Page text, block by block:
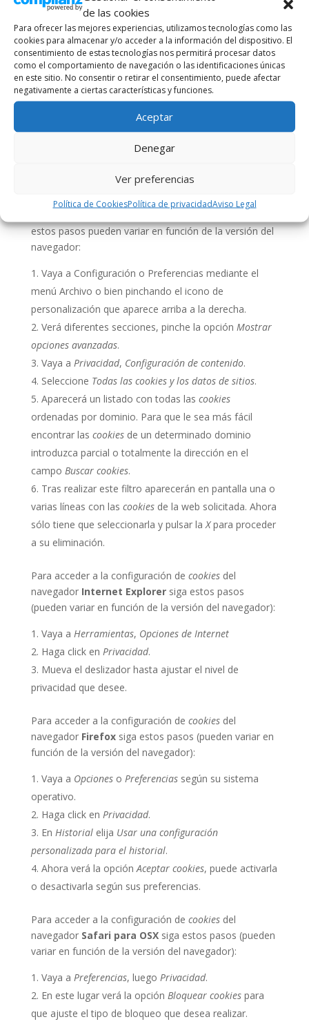
de las cookies
Para ofrecer las mejores experiencias, utilizamos tecnologías como las
cookies para almacenar y/o acceder a la información del dispositivo. El
consentimiento de estas tecnologías nos permitirá procesar datos
como el comportamiento de navegación o las identificaciones únicas
en este sitio. No consentir o retirar el consentimiento, puede afectar
negativamente a ciertas características y funciones.
Aceptar
Denegar
Ver preferencias
Política de CookiesPolítica de privacidadAviso Legal
Sí. No sólo eliminar, también bloquear, de forma
general o particular para un dominio específico.
Para eliminar lascookiesde un sitio web debe ir a la
configuración de su navegador y allí podrá buscar las
asociadas al dominio en cuestión y proceder a su
Configuración decookiespara
los navegadores más
A continuación le indicamos cómo acceder a una
estos pasos pueden variar en función de la versión del
navegador:
Vaya a Configuración o Preferencias mediante el
menú Archivo o bien pinchando el icono de
personalización que aparece arriba a la derecha.
Verá diferentes secciones, pinche la opción Mostrar
opciones avanzadas.
Vaya a Privacidad, Configuración de contenido.
Seleccione Todas las cookiesy los datos de sitios.
Aparecerá un listado con todas las cookies
ordenadas por dominio. Para que le sea más fácil
encontrar las cookiesde un determinado dominio
introduzca parcial o totalmente la dirección en el
campo Buscar cookies.
Tras realizar este filtro aparecerán en pantalla una o
varias líneas con las cookiesde la web solicitada. Ahora
sólo tiene que seleccionarla y pulsar laXpara proceder
a su eliminación.
Para acceder a la configuración de cookiesdel
navegador Internet Explorersiga estos pasos
(pueden variar en función de la versión del navegador):
Vaya a Herramientas, Opciones de Internet
Haga click en Privacidad.
Mueva el deslizador hasta ajustar el nivel de
privacidad que desee.
Para acceder a la configuración de cookiesdel
navegador Firefoxsiga estos pasos (pueden variar en
función de la versión del navegador):
Vaya a Opcioneso Preferenciassegún su sistema
operativo.
Haga click en Privacidad.
En Historialelija Usar una configuración
personalizada para el historial.
Ahora verá la opciónAceptar cookies, puede activarla
o desactivarla según sus preferencias.
Para acceder a la configuración de cookiesdel
navegador Safari para OSXsiga estos pasos (pueden
variar en función de la versión del navegador):
Vaya a Preferencias, luego Privacidad.
En este lugar verá la opción Bloquear cookiespara
que ajuste el tipo de bloqueo que desea realizar.